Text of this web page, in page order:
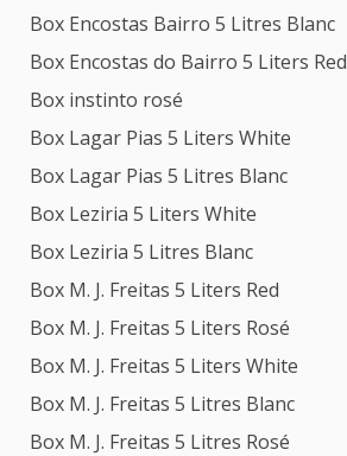
Box Encostas Bairro 5 Litres Blanc
Box Encostas do Bairro 5 Liters Red
Box instinto rosé
Box Lagar Pias 5 Liters White
Box Lagar Pias 5 Litres Blanc
Box Leziria 5 Liters White
Box Leziria 5 Litres Blanc
Box M. J. Freitas 5 Liters Red
Box M. J. Freitas 5 Liters Rosé
Box M. J. Freitas 5 Liters White
Box M. J. Freitas 5 Litres Blanc
Box M. J. Freitas 5 Litres Rosé